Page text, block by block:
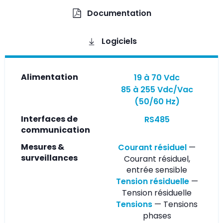
Documentation
Logiciels
Alimentation
19 à 70 Vdc
85 à 255 Vdc/Vac
(50/60 Hz)
Interfaces de
communication
RS485
Mesures &
surveillances
Courant résiduel —
Courant résiduel,
entrée sensible
Tension résiduelle—
Tension résiduelle
Tensions — Tensions
phases